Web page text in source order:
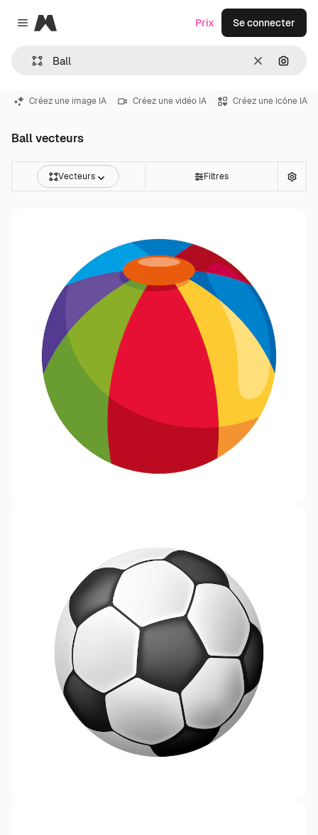
Close menu
Magnific
Effacer
Prix Se connecter
Créez une image IA Créez une vidéo IA Créez une icône IA
Ball vecteurs
Vecteurs Filtres